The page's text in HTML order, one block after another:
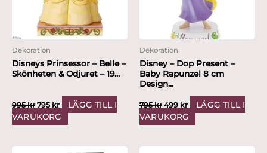
Dekoration
Disneys Prinsessor – Belle –
Skönheten & Odjuret – 19...
995kr 795 kr
LÄGG TILL I
VARUKORG
Dekoration
Disney – Dop Present –
Baby Rapunzel 8 cm
Design...
795kr 499 kr
LÄGG TILL I
VARUKORG